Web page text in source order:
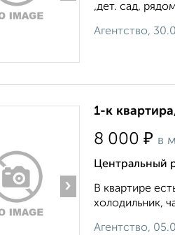
,дет. сад,
Агентство,
›
1-к
8 000 ₽ в
Центральный
В квартире
холодильник,
Агентство,